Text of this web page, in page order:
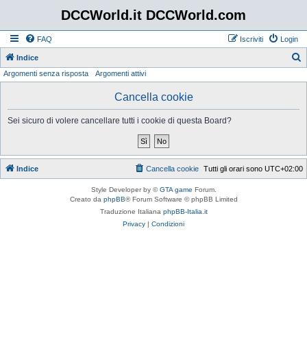
DCCWorld.it DCCWorld.com
FAQ Login
Iscriviti
Indice
Argomenti senza risposta Argomenti attivi
Cancella cookie
Sei sicuro di volere cancellare tutti i cookie di questa Board?
Indice Tutti gli orari sono UTC+02:00
Cancella cookie
Style Developer by ©GTA game Forum.
Creato da phpBB® Forum Software © phpBB Limited
Traduzione Italiana phpBB-Italia.it
Privacy | Condizioni